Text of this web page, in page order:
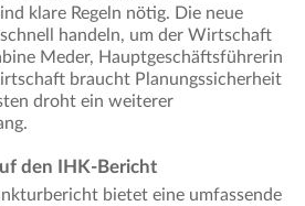
klare Regeln nötig. Die neue
handeln, um der Wirtschaft
Meder, Hauptgeschäftsführerin
braucht Planungssicherheit
droht ein weiterer
den IHK-Bericht
bietet eine umfassende